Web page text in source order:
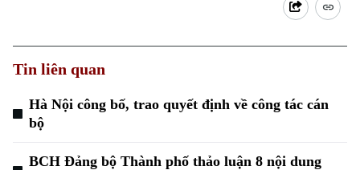
Tin liên quan
Hà Nội công bố, trao quyết định về công tác cán
bộ
BCH Đảng bộ Thành phố thảo luận 8 nội dung